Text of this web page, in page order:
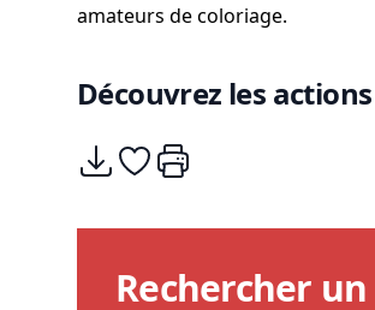
amateurs de coloriage.
Découvrez les
Télécharger
Ajouter à mes coups de
Imprimer
Rechercher